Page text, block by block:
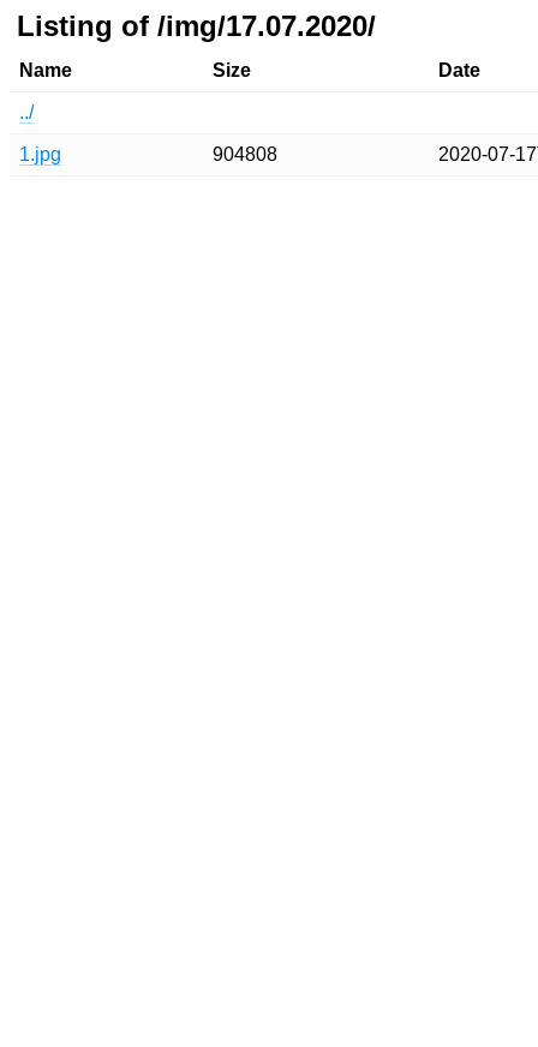
Listing of /img/17.07.2020/
Name Size Date
../
1.jpg 904808 2020-07-